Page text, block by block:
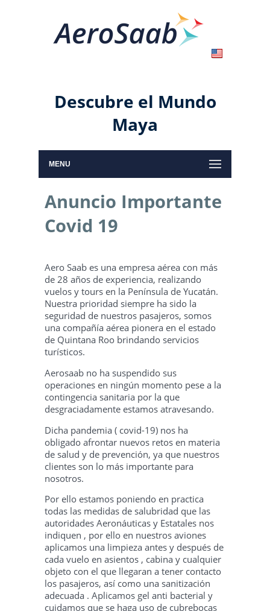
Descubre el Mundo
Maya
MENU
Anuncio Importante
Covid 19
Aero Saab es una empresa aérea con más
de 28 años de experiencia, realizando
vuelos y tours en la Península de Yucatán.
Nuestra prioridad siempre ha sido la
seguridad de nuestros pasajeros, somos
una compañía aérea pionera en el estado
de Quintana Roo brindando servicios
turísticos.
Aerosaab no ha suspendido sus
operaciones en ningún momento pese a la
contingencia sanitaria por la que
desgraciadamente estamos atravesando.
Dicha pandemia ( covid-19) nos ha
obligado afrontar nuevos retos en materia
de salud y de prevención, ya que nuestros
clientes son lo más importante para
nosotros.
Por ello estamos poniendo en practica
todas las medidas de salubridad que las
autoridades Aeronáuticas y Estatales nos
indiquen , por ello en nuestros aviones
aplicamos una limpieza antes y después de
cada vuelo en asientos , cabina y cualquier
objeto con el que llegaran a tener contacto
los pasajeros, así como una sanitización
adecuada . Aplicamos gel anti bacterial y
cuidamos que se haga uso de cubrebocas